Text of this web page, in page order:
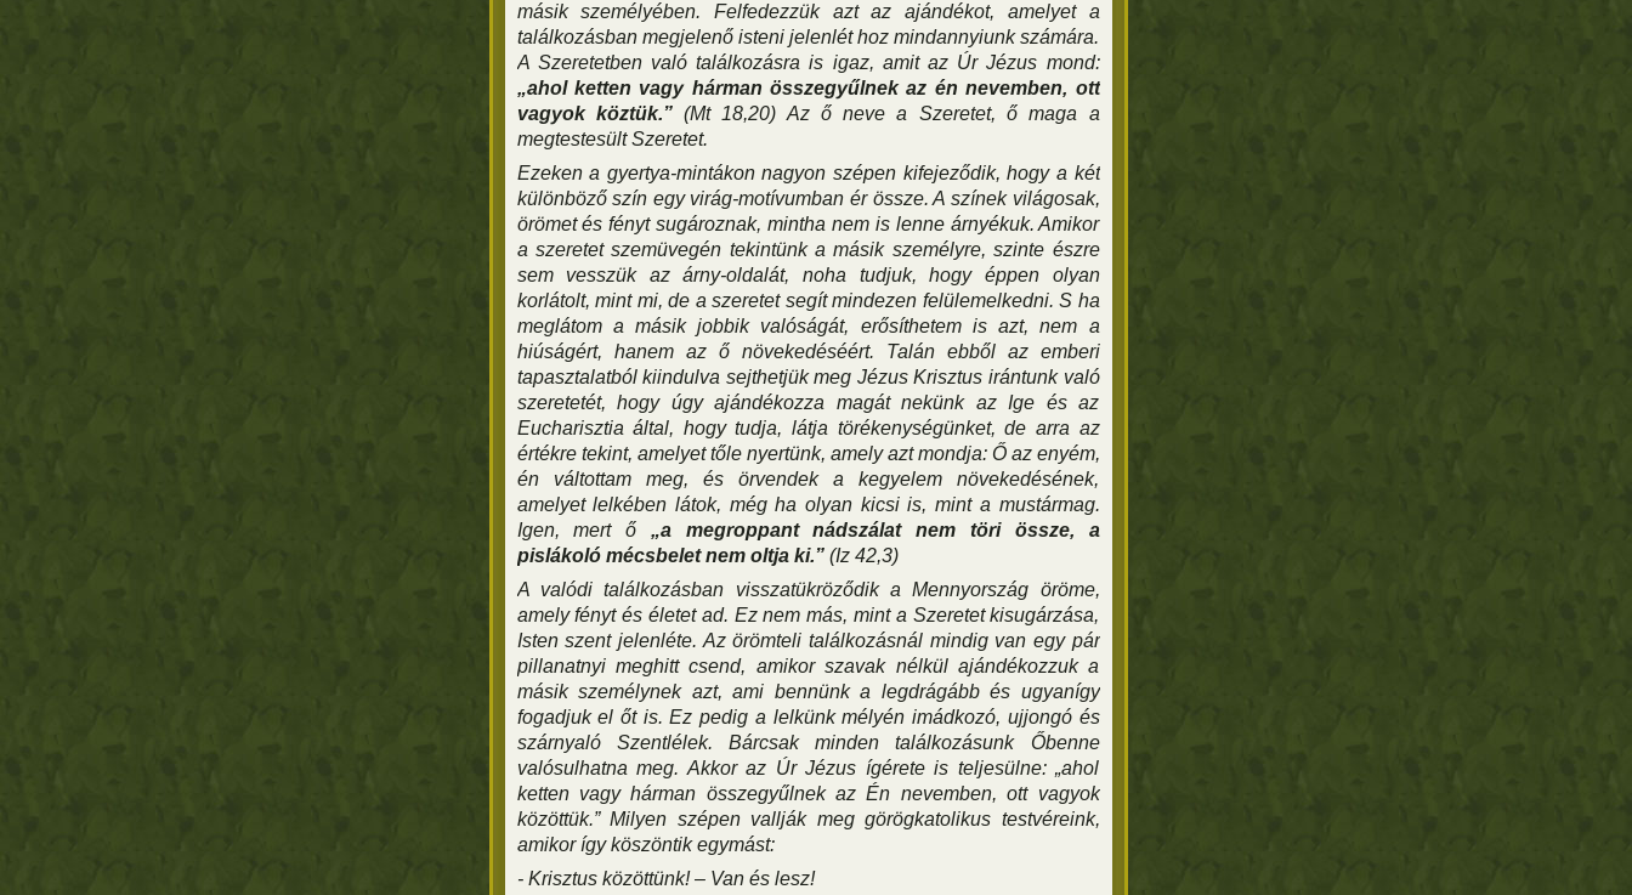
másik személyében. Felfedezzük azt az ajándékot, amelyet a
találkozásban megjelenő isteni jelenlét hoz mindannyiunk számára.
A Szeretetben való találkozásra is igaz, amit az Úr Jézus mond:
„ahol ketten vagy hárman összegyűlnek az én nevemben, ott
vagyok köztük.”(Mt 18,20) Az ő neve a Szeretet, ő maga a
megtestesült Szeretet.
Ezeken a gyertya-mintákon nagyon szépen kifejeződik, hogy a két
különböző szín egy virág-motívumban ér össze. A színek világosak,
örömet és fényt sugároznak, mintha nem is lenne árnyékuk. Amikor
a szeretet szemüvegén tekintünk a másik személyre, szinte észre
sem vesszük az árny-oldalát, noha tudjuk, hogy éppen olyan
korlátolt, mint mi, de a szeretet segít mindezen felülemelkedni. S ha
meglátom a másik jobbik valóságát, erősíthetem is azt, nem a
hiúságért, hanem az ő növekedéséért. Talán ebből az emberi
tapasztalatból kiindulva sejthetjük meg Jézus Krisztus irántunk való
szeretetét, hogy úgy ajándékozza magát nekünk az Ige és az
Eucharisztia által, hogy tudja, látja törékenységünket, de arra az
értékre tekint, amelyet tőle nyertünk, amely azt mondja: Ő az enyém,
én váltottam meg, és örvendek a kegyelem növekedésének,
amelyet lelkében látok, még ha olyan kicsi is, mint a mustármag.
Igen, mert ő „a megroppant nádszálat nem töri össze, a
pislákoló mécsbelet nem oltja ki.”(Iz 42,3)
A valódi találkozásban visszatükröződik a Mennyország öröme,
amely fényt és életet ad. Ez nem más, mint a Szeretet kisugárzása,
Isten szent jelenléte. Az örömteli találkozásnál mindig van egy pár
pillanatnyi meghitt csend, amikor szavak nélkül ajándékozzuk a
másik személynek azt, ami bennünk a legdrágább és ugyanígy
fogadjuk el őt is. Ez pedig a lelkünk mélyén imádkozó, ujjongó és
szárnyaló Szentlélek. Bárcsak minden találkozásunk Őbenne
valósulhatna meg. Akkor az Úr Jézus ígérete is teljesülne: „ahol
ketten vagy hárman összegyűlnek az Én nevemben, ott vagyok
közöttük.” Milyen szépen vallják meg görögkatolikus testvéreink,
amikor így köszöntik egymást:
- Krisztus közöttünk! – Van és lesz!